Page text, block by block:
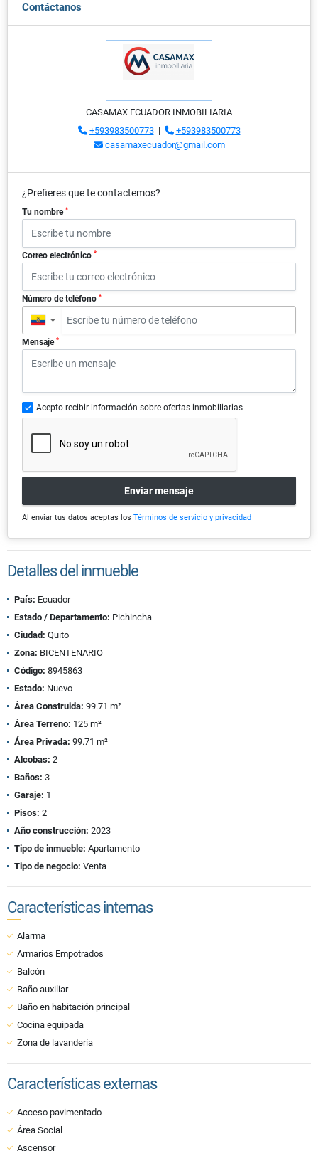
Contáctanos
CASAMAX ECUADOR INMOBILIARIA
+593983500773|
+593983500773
casamaxecuador@gmail.com
¿Prefieres que te contactemos?
Tu nombre *
Correo electrónico *
Número de teléfono *
▼
Mensaje *
Acepto recibir información sobre ofertas inmobiliarias
Enviar mensaje
Al enviar tus datos aceptas los Términos de servicio y privacidad
Detalles del inmueble
País: Ecuador
Estado / Departamento: Pichincha
Ciudad: Quito
Zona: BICENTENARIO
Código: 8945863
Estado: Nuevo
Área Construida: 99.71 m²
Área Terreno: 125 m²
Área Privada: 99.71 m²
Alcobas: 2
Baños: 3
Garaje: 1
Pisos: 2
Año construcción: 2023
Tipo de inmueble: Apartamento
Tipo de negocio: Venta
Características internas
Alarma
Armarios Empotrados
Balcón
Baño auxiliar
Baño en habitación principal
Cocina equipada
Zona de lavandería
Características externas
Acceso pavimentado
Área Social
Ascensor